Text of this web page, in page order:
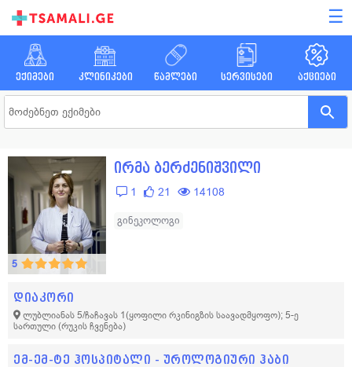
☰
ექიმები კლინიკები წამლები სერვისები აქციები
5
ირმა ბერძენიშვილი
1 21 14108
გინეკოლოგი
დიაკორი
ლუბლიანას 5/ჩაჩავას 1(ყოფილი რკინიგზის საავადმყოფო); 5-ე
სართული (რუკის ჩვენება)
ემ-ემ-ტე ჰოსპიტალი - უროლოგიური ჰაბი